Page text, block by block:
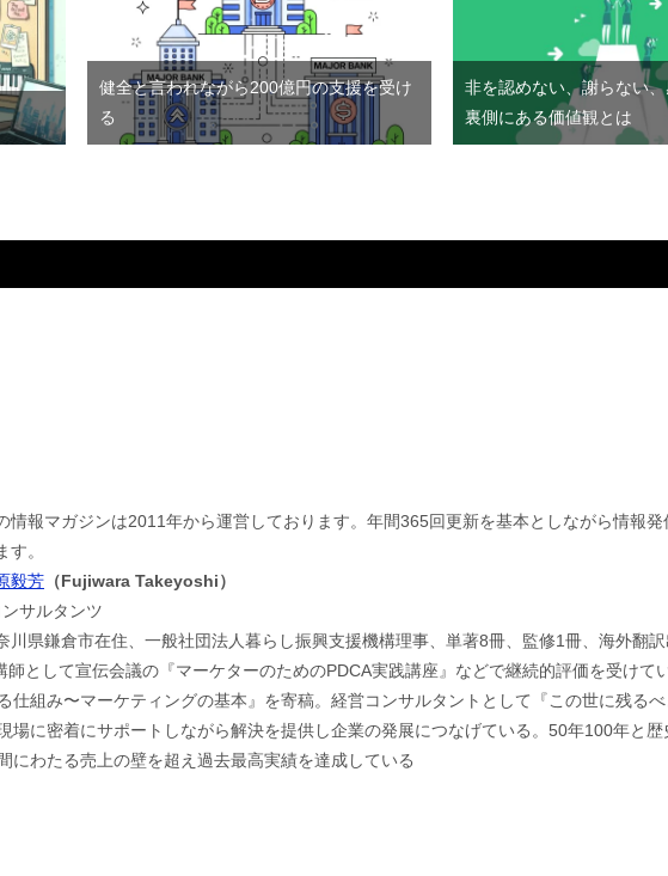
健全と言われながら200億円の支援を受け
る
非を認めない、謝らない
裏側にある価値観とは
情報マガジンは2011年から運営しております。年間365回更新を基本としながら情報発
す。
毅芳 （Fujiwara Takeyoshi）
サルタンツ
川県鎌倉市在住、一般社団法人暮らし振興支援機構理事、単著8冊、監修1冊、海外翻
として宣伝会議の『マーケターのためのPDCA実践講座』などで継続的評価を受けて
仕組み〜マーケティングの基本』を寄稿。経営コンサルタントとして『この世に残る
場に密着にサポートしながら解決を提供し企業の発展につなげている。50年100年と歴
にわたる売上の壁を超え過去最高実績を達成している